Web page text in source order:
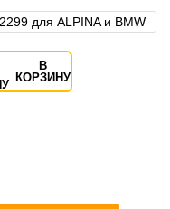
В
КОРЗИНУ